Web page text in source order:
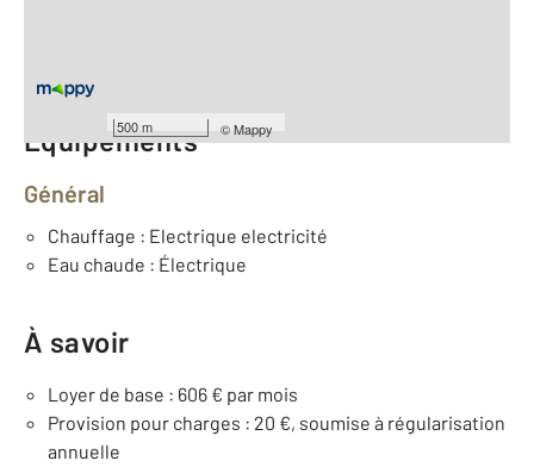
500 m ©Mappy
Équipements
Général
Chauffage : Electrique electricité
Eau chaude : Électrique
À savoir
Loyer de base : 606 € par mois
Provision pour charges : 20 €, soumise à régularisation
annuelle